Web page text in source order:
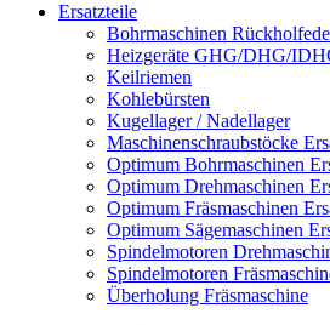
Ersatzteile
Bohrmaschinen
Heizgeräte GHG/DHG/
Keilriemen
Kohlebürsten
Kugellager / Nadellager
Maschinenschraubstöcke
Optimum Bohrmaschinen
Optimum Drehmaschinen
Optimum Fräsmaschinen
Optimum Sägemaschinen
Spindelmotoren
Spindelmotoren
Überholung Fräsmaschine